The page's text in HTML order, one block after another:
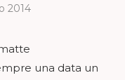
2014
una data un